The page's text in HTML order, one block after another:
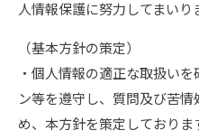
人情報保護に努力してまいり
（基本方針の策定）
・個人情報の適正な取扱い
ン等を遵守し、質問及び苦
め、本方針を策定しておりま